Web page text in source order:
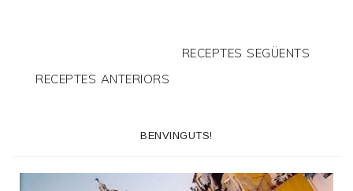
RECEPTES SEGÜENTS
RECEPTES ANTERIORS
BENVINGUTS!